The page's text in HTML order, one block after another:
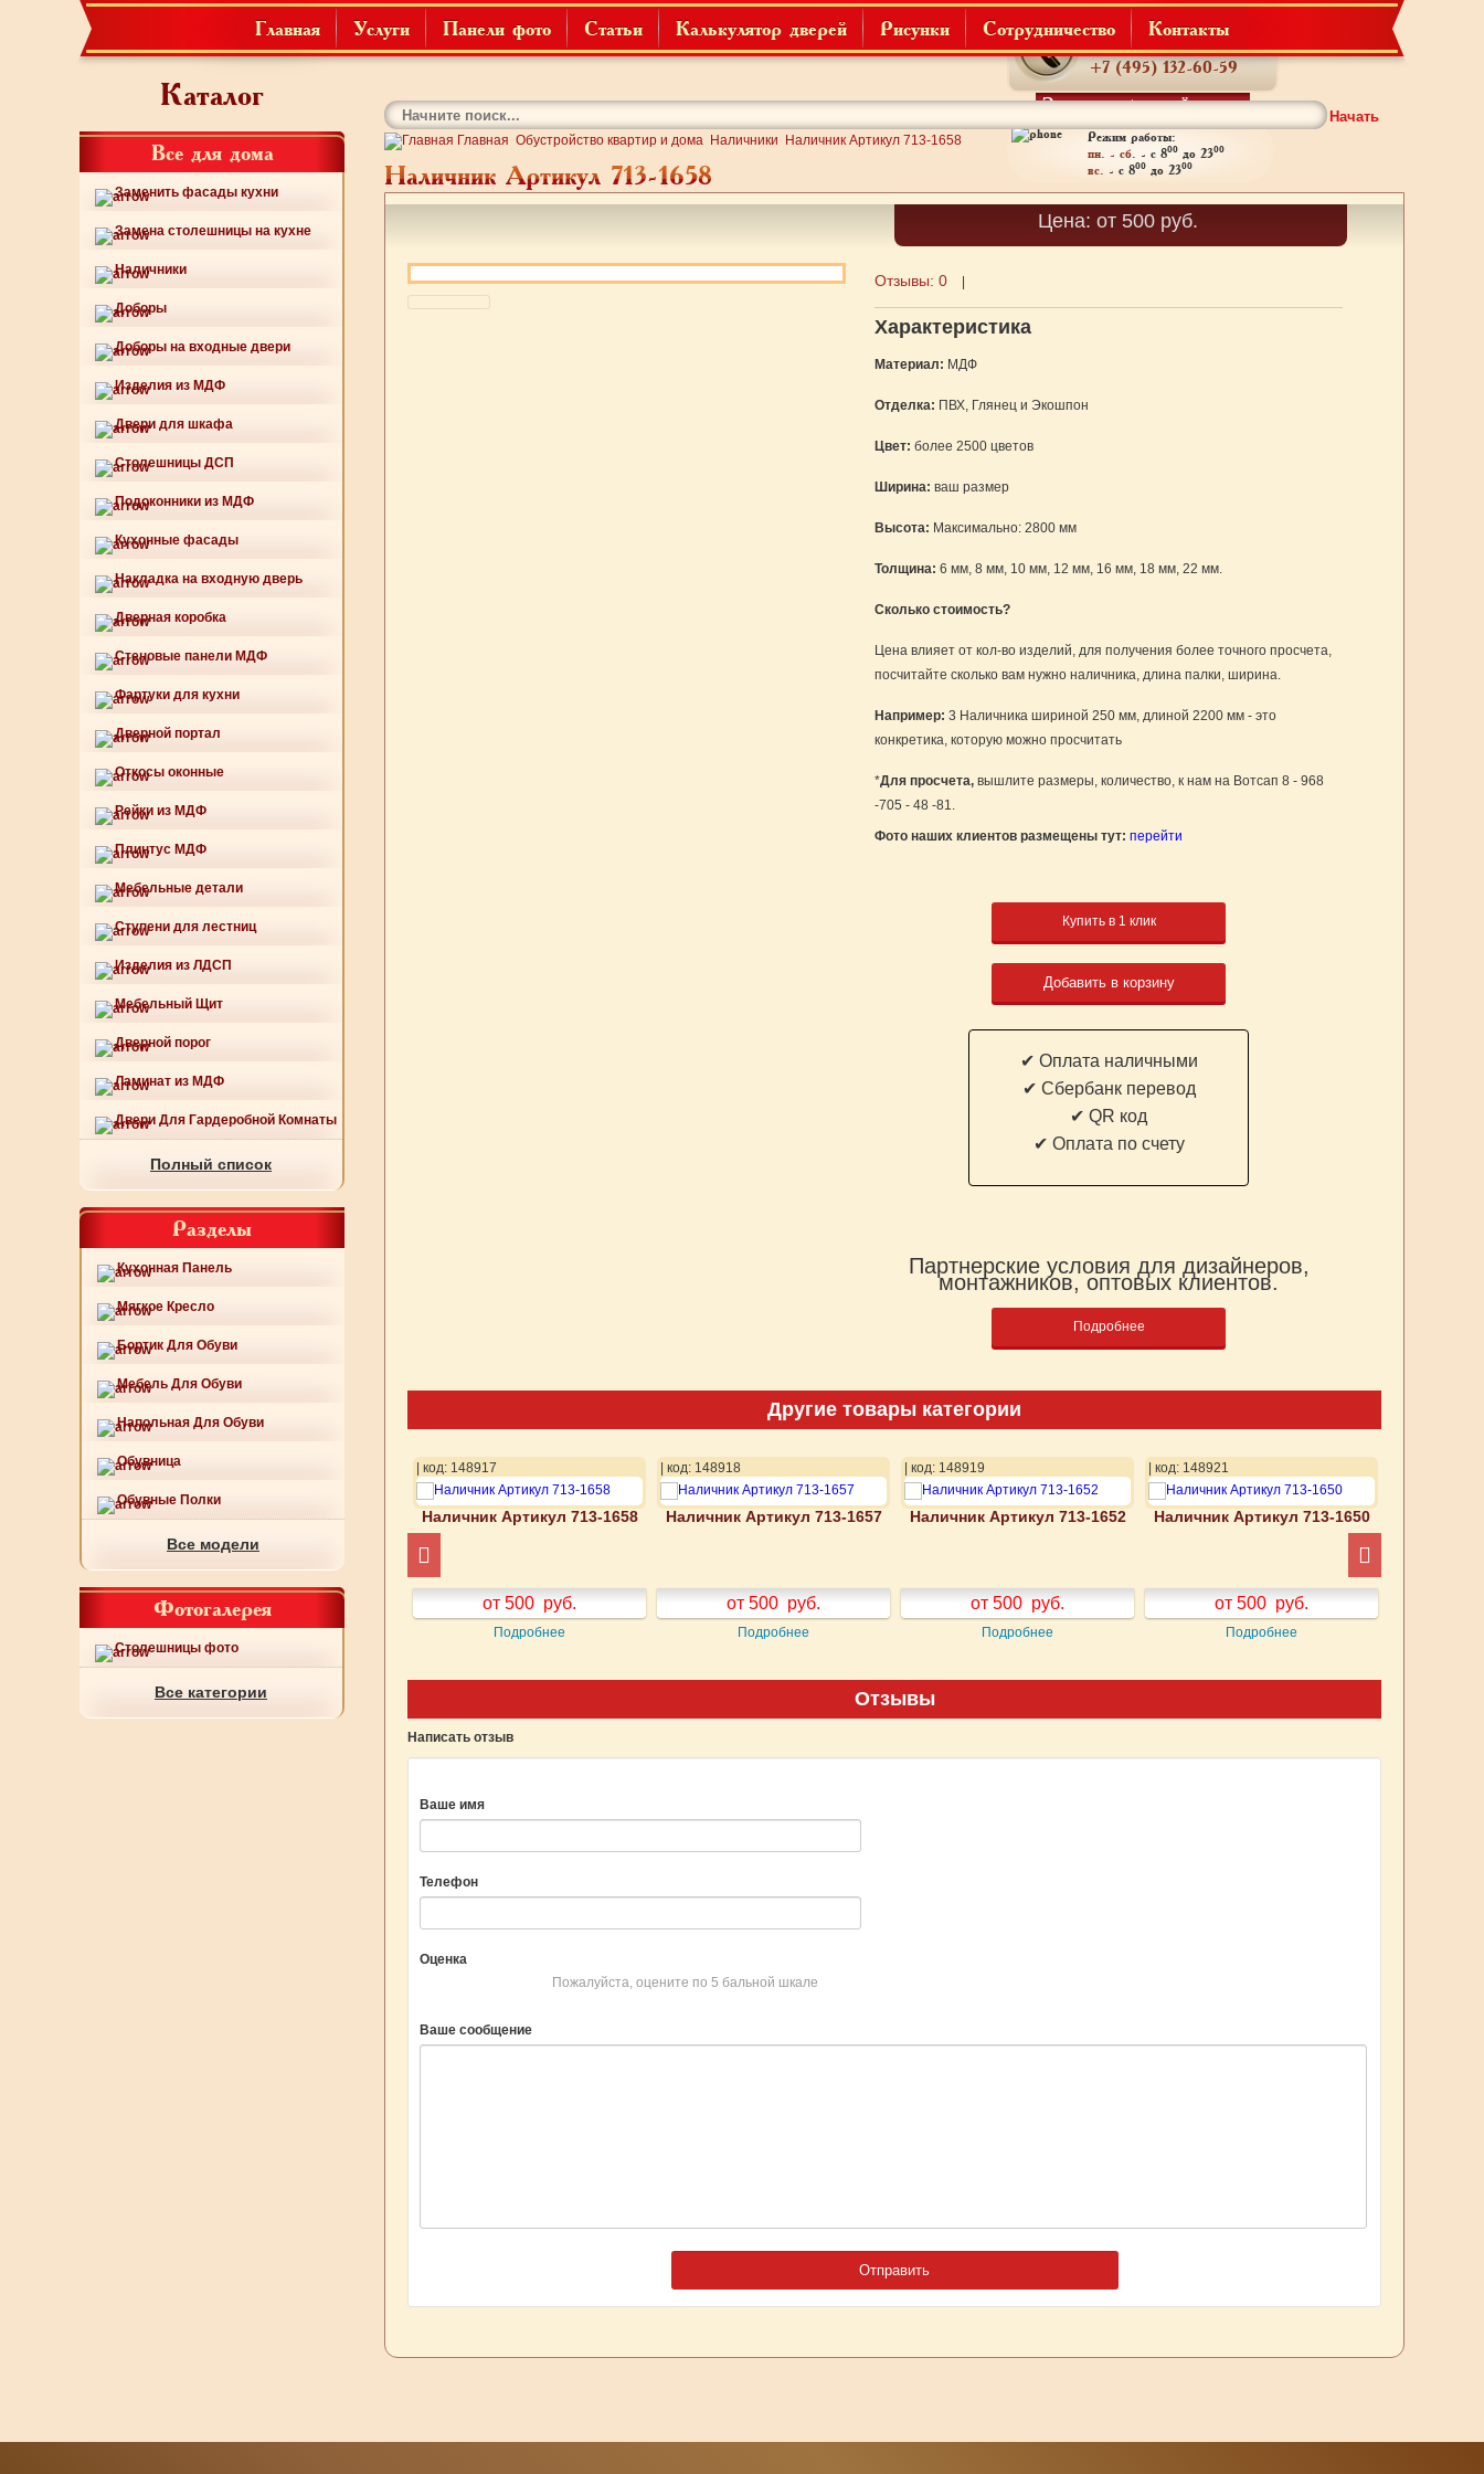
Телефон:
+7 (495) 132-60-59
Заказать обратный звонок
Режим работы:
пн. - сб. - с 800до 2300
вс. - с 800до 2300
Корзина
Товаров: 0
Главная Услуги Панели фото Статьи Калькулятор дверей Рисунки Сотрудничество Контакты
Каталог
Все для дома
Заменить фасады кухни
Замена столешницы на кухне
Наличники
Доборы
Доборы на входные двери
Изделия из МДФ
Двери для шкафа
Столешницы ДСП
Подоконники из МДФ
Кухонные фасады
Накладка на входную дверь
Дверная коробка
Стеновые панели МДФ
Фартуки для кухни
Дверной портал
Откосы оконные
Рейки из МДФ
Плинтус МДФ
Мебельные детали
Ступени для лестниц
Изделия из ЛДСП
Мебельный Щит
Дверной порог
Ламинат из МДФ
Двери Для Гардеробной Комнаты
Полный список
Разделы
Кухонная Панель
Мягкое Кресло
Бортик Для Обуви
Мебель Для Обуви
Напольная Для Обуви
Обувница
Обувные Полки
Все модели
Фотогалерея
Столешницы фото
Все категории
Начать
Главная Обустройство квартир и дома Наличники Наличник Артикул 713-1658
Наличник Артикул 713-1658
Цена: от 500 руб.
Отзывы:0
Характеристика
Материал: МДФ
Отделка: ПВХ, Глянец и Экошпон
Цвет: более 2500 цветов
Ширина: ваш размер
Высота: Максимально: 2800 мм
Толщина: 6 мм, 8 мм, 10 мм, 12 мм, 16 мм, 18 мм, 22 мм.
Сколько стоимость?
Цена влияет от кол-во изделий, для получения более точного просчета,
посчитайте сколько вам нужно наличника, длина палки, ширина.
Например: 3 Наличника шириной 250 мм, длиной 2200 мм - это
конкретика, которую можно просчитать
*Для просчета, вышлите размеры, количество, к нам на Вотсап 8 - 968
-705 - 48 -81.
Фото наших клиентов размещены тут: перейти
Купить в 1 клик
Добавить в корзину
✔ Оплата наличными
✔ Cбербанк перевод
✔ QR код
✔ Оплата по счету
Партнерские условия для дизайнеров,
монтажников, оптовых клиентов.
Подробнее
Другие товары категории
Артикул 713-1620
| код: 148944
Наличник Артикул 713-1619
от 500
Подробнее
| код: 148917
Наличник Артикул 713-1658
от 500 руб.
Подробнее
| код: 148918
Наличник Артикул 713-1657
от 500 руб.
Подробнее
| код: 148919
Наличник Артикул 713-1652
от 500 руб.
Подробнее
| код: 148921
Наличник Артикул 713-1650
от 500 руб.
Подробнее
Отзывы
Написать отзыв
Ваше имя
Телефон
Оценка
Пожалуйста, оцените по 5 бальной шкале
Ваше сообщение